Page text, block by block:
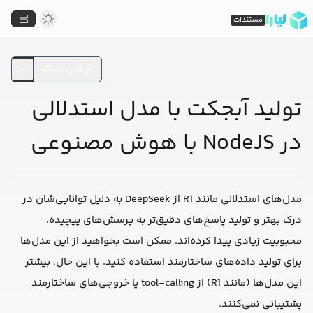
تولید آبجکت با مدل استدلالی
در NodeJS با هوش مصنوعی
مدل‌های استدلالی مانند R1 از DeepSeek به دلیل توانایی‌شان در
درک بهتر و تولید پاسخ‌های دقیق‌تر به پرسش‌های پیچیده،
محبوبیت زیادی پیدا کرده‌اند. ممکن است بخواهید از این مدل‌ها
برای تولید داده‌های ساختارمند استفاده کنید. با این حال، بیشتر
این مدل‌ها (مانند R1) از tool-calling یا خروجی‌های ساختارمند
پشتیبانی نمی‌کنند.
مستندات